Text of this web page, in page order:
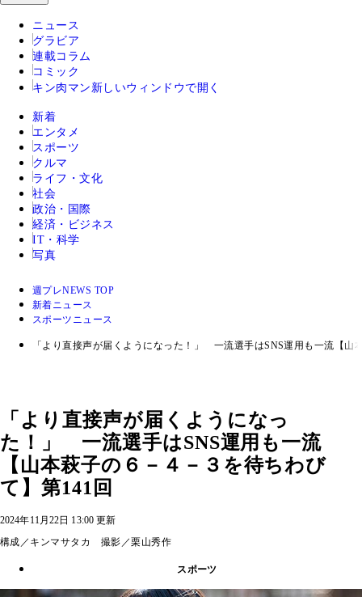
ニュース
グラビア
連載コラム
コミック
キン肉マン 新しいウィンドウで開く
新着
エンタメ
スポーツ
クルマ
ライフ・文化
社会
政治・国際
経済・ビジネス
IT・科学
写真
週プレNEWS TOP
新着ニュース
スポーツニュース
「より直接声が届くようになった！」 一流選手はSNS運用も一流【山
「より直接声が届くようになっ
た！」 一流選手はSNS運用も一流
【山本萩子の６－４－３を待ちわび
て】第141回
2024年11月22日 13:00 更新
構成／キンマサタカ 撮影／栗山秀作
スポーツ